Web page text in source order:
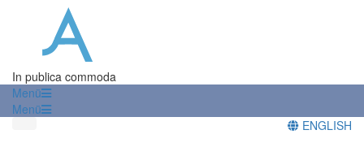
In publica commoda
Menü
Menü
ENGLISH